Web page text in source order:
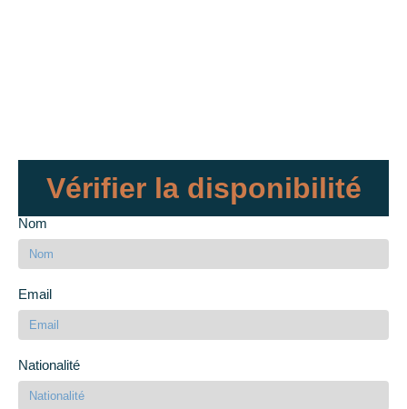
Vérifier la disponibilité
Nom
Email
Nationalité